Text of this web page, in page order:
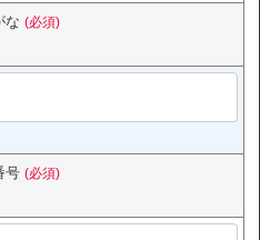
な (必須)
号 (必須)